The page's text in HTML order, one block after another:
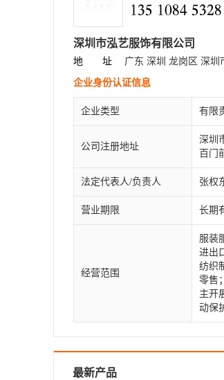
𐃶𐃷𐃸 𐃶𐃹𐃺𐃻 𐃸𐃷𐃼𐃺
深圳市泓艺服饰有限公司
地 址 广东 深圳 龙岗区 深圳
企业身份认证信息
企业类型 有限
公司注册地址
深圳
百门
法定代表人/负责人 张权
营业期限 长期
经营范围
服装
进出
纺织
零售
主开
动保
最新产品